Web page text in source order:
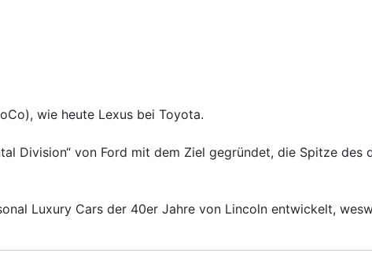
wie heute Lexus bei Toyota.
Division“ von Ford mit dem Ziel gegründet, die Spitze des
Luxury Cars der 40er Jahre von Lincoln entwickelt,